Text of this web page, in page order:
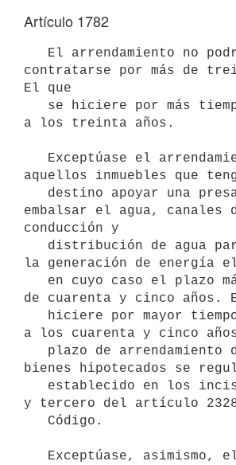
Artículo 1782
contratarse por más de
El que
a los treinta años.
aquellos inmuebles que
embalsar el agua, canales
conducción y
la generación de energía
de cuarenta y cinco años.
a los cuarenta y cinco
bienes hipotecados se
y tercero del artículo